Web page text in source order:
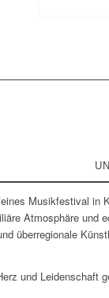
Musikfestival in
Atmosphäre und
überregionale
und Leidenschaft